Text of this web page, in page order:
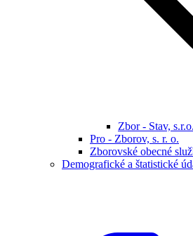
Zbor - Stav, s.r.o.
Pro - Zborov, s. r. o.
Zborovské obecné
Demografické a štatistické